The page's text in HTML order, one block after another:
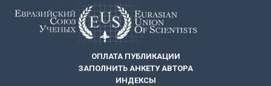
ОПЛАТА ПУБЛИКАЦИИ
ЗАПОЛНИТЬ АНКЕТУ АВТОРА
ИНДЕКСЫ